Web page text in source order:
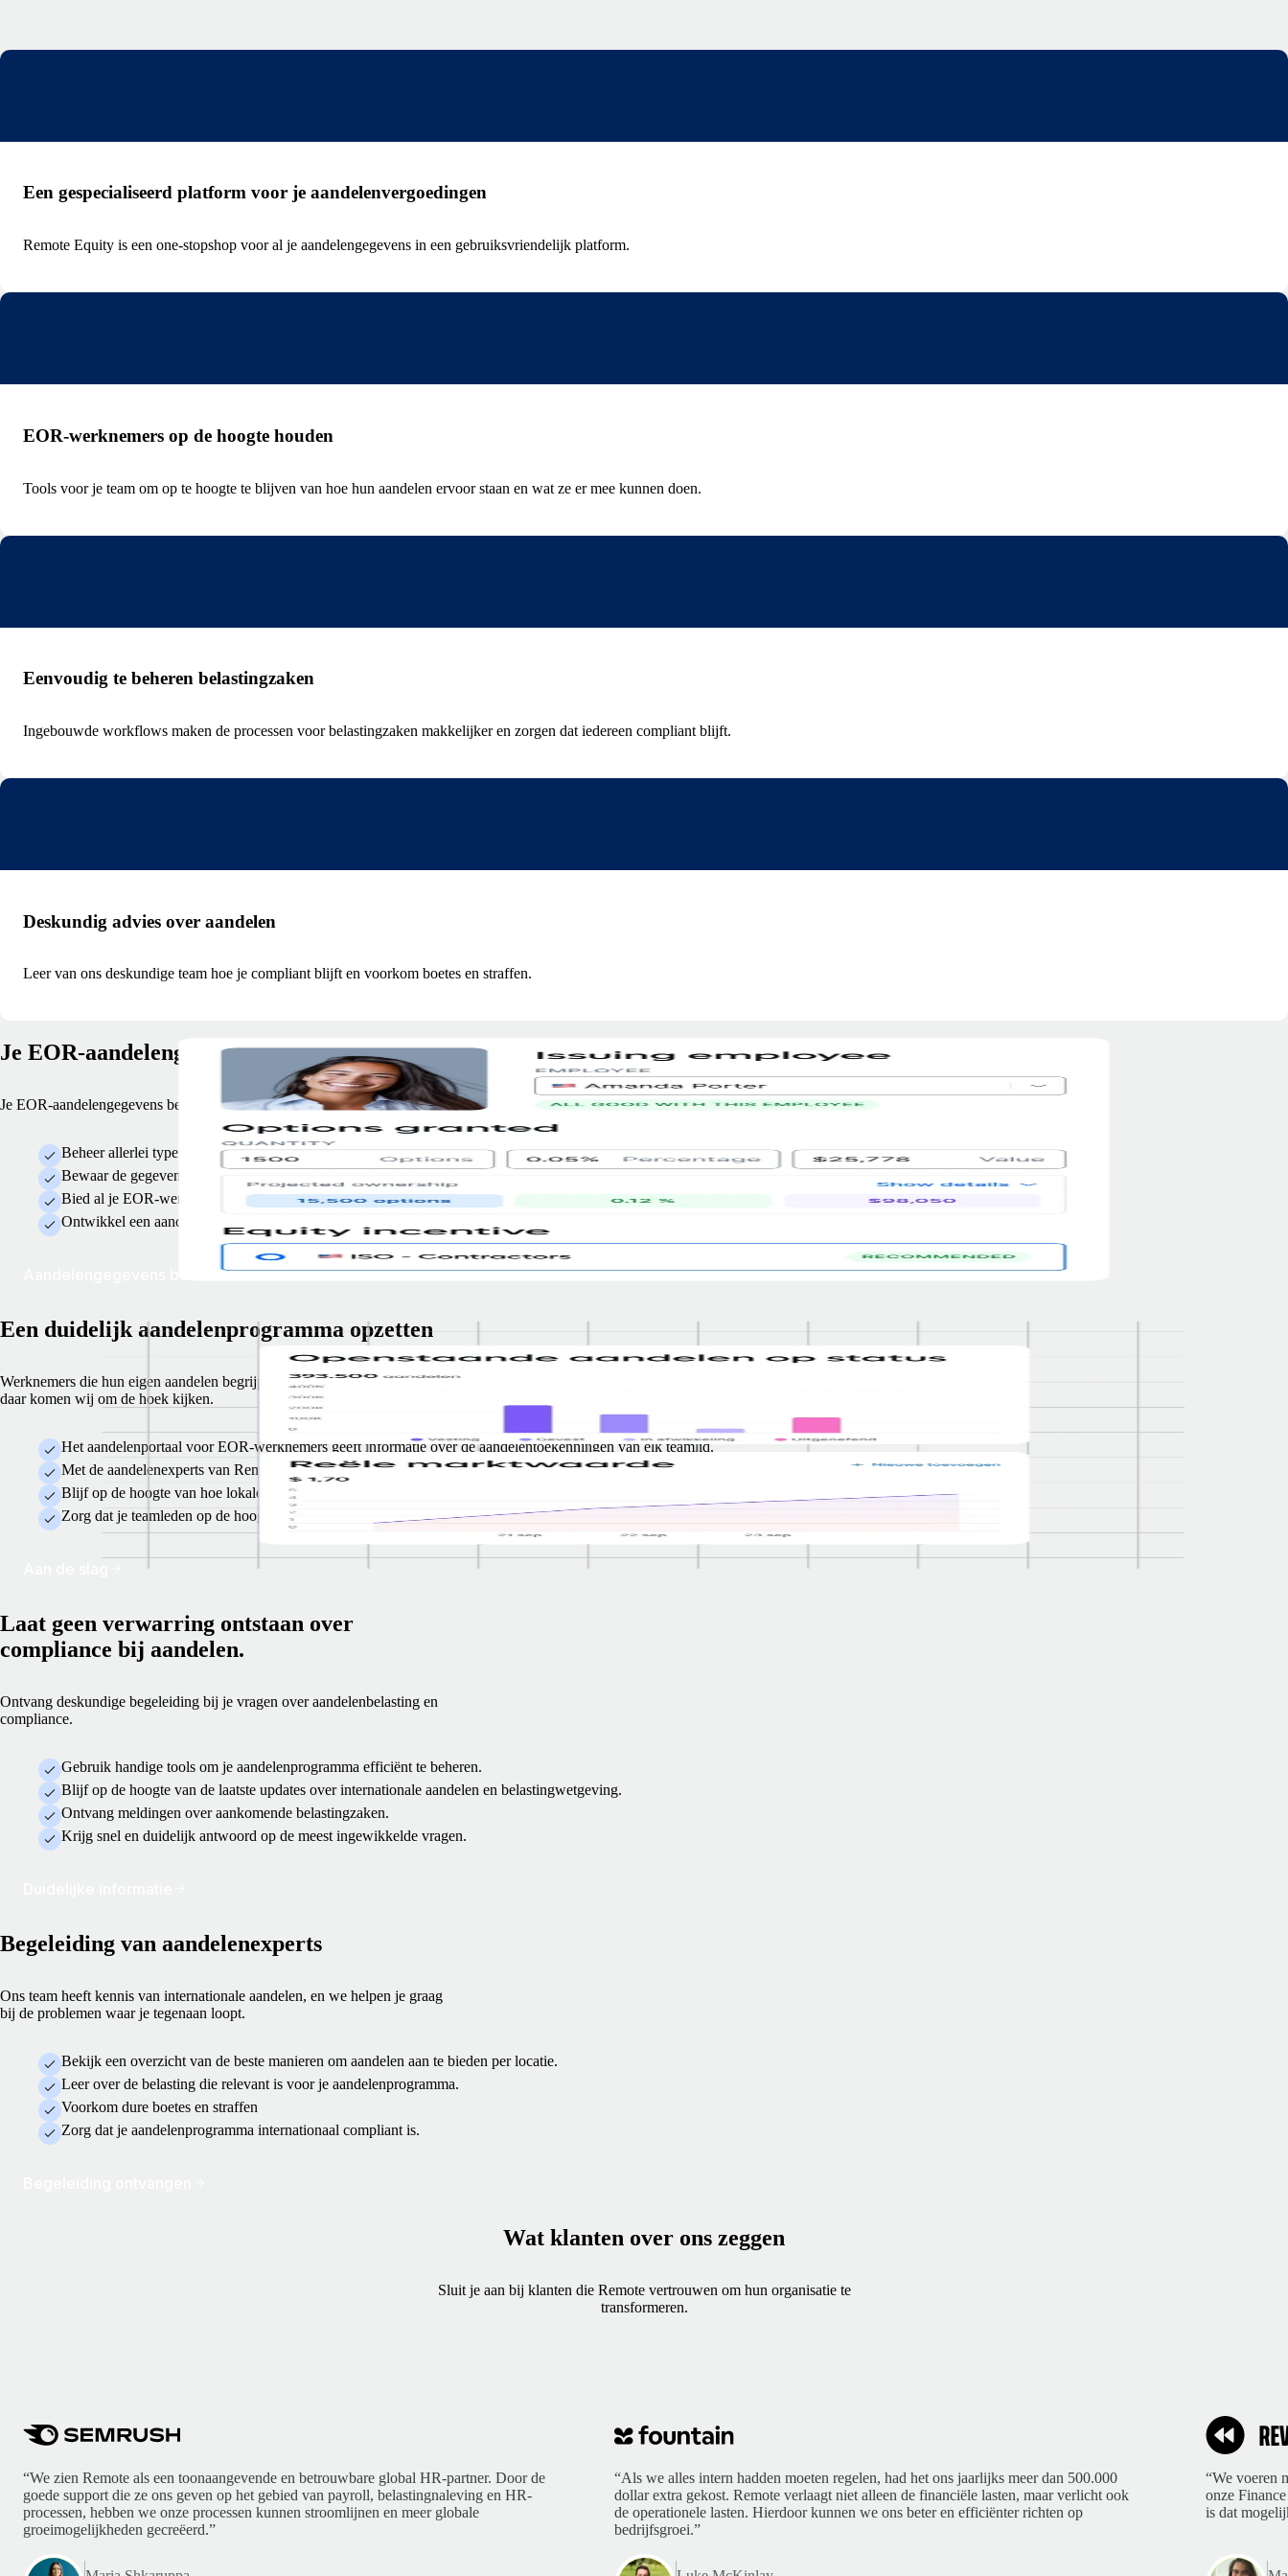
Een gespecialiseerd platform voor je aandelenvergoedingen
Remote Equity is een one-stopshop voor al je aandelengegevens in een gebruiksvriendelijk platform.
EOR-werknemers op de hoogte houden
Tools voor je team om op te hoogte te blijven van hoe hun aandelen ervoor staan en wat ze er mee kunnen doen.
Eenvoudig te beheren belastingzaken
Ingebouwde workflows maken de processen voor belastingzaken makkelijker en zorgen dat iedereen compliant blijft.
Deskundig advies over aandelen
Leer van ons deskundige team hoe je compliant blijft en voorkom boetes en straffen.
Je EOR-aandelengegevens op één plek opslaan
Je EOR-aandelengegevens behouden is nu makkelijker dan ooit
Beheer allerlei typen aandelentoekenningen, van aandelenopties tot RSU's.
Bewaar de gegevens van alle toekenningen op één centrale plek.
Bied al je EOR-werknemers een consistente ervaring.
Ontwikkel een aandelenplan dat met je bedrijf meegroeit.
Aandelengegevens beheren
Een duidelijk aandelenprogramma opzetten
Werknemers die hun eigen aandelen begrijpen, zien dat als een voordeel. En
daar komen wij om de hoek kijken.
Het aandelenportaal voor EOR-werknemers geeft informatie over de aandelentoekenningen van elk teamlid.
Met de aandelenexperts van Remote hebben jij en je team altijd gedetailleerd en landspecifiek advies bij de hand.
Blijf op de hoogte van hoe lokale aandelen per land verschillen.
Zorg dat je teamleden op de hoogte zijn van de werkelijke waarde van hun aandelen.
Laat geen verwarring ontstaan over
compliance bij aandelen.
Ontvang deskundige begeleiding bij je vragen over aandelenbelasting en
compliance.
Gebruik handige tools om je aandelenprogramma efficiënt te beheren.
Blijf op de hoogte van de laatste updates over internationale aandelen en belastingwetgeving.
Ontvang meldingen over aankomende belastingzaken.
Krijg snel en duidelijk antwoord op de meest ingewikkelde vragen.
Begeleiding van aandelenexperts
Ons team heeft kennis van internationale aandelen, en we helpen je graag
bij de problemen waar je tegenaan loopt.
Bekijk een overzicht van de beste manieren om aandelen aan te bieden per locatie.
Leer over de belasting die relevant is voor je aandelenprogramma.
Voorkom dure boetes en straffen
Zorg dat je aandelenprogramma internationaal compliant is.
Wat klanten over ons zeggen
Sluit je aan bij klanten die Remote vertrouwen om hun organisatie te
transformeren.
“We zien Remote als een toonaangevende en betrouwbare global HR-partner. Door de
goede support die ze ons geven op het gebied van payroll, belastingnaleving en HR-
processen, hebben we onze processen kunnen stroomlijnen en meer globale
groeimogelijkheden gecreëerd.”
“Als we alles intern hadden moeten regelen, had het ons jaarlijks meer dan 500.000
dollar extra gekost. Remote verlaagt niet alleen de financiële lasten, maar verlicht ook
de operationele lasten. Hierdoor kunnen we ons beter en efficiënter richten op
bedrijfsgroei.”
“We voeren
onze
is dat